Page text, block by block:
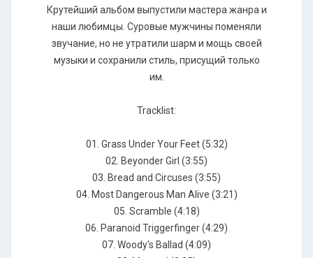
Крутейший альбом выпустили мастера жанра и
наши любимцы. Суровые мужчины поменяли
звучание, но не утратили шарм и мощь своей
музыки и сохранили стиль, присущий только
им.
Tracklist:
01. Grass Under Your Feet (5:32)
02. Beyonder Girl (3:55)
03. Bread and Circuses (3:55)
04. Most Dangerous Man Alive (3:21)
05. Scramble (4:18)
06. Paranoid Triggerfinger (4:29)
07. Woody's Ballad (4:09)